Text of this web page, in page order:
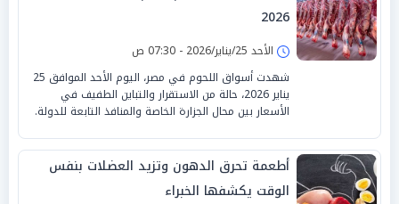
2026
الأحد 25/يناير/2026 - 07:30 ص
شهدت أسواق اللحوم في مصر، اليوم الأحد الموافق 25
يناير 2026، حالة من الاستقرار والتباين الطفيف في
الأسعار بين محال الجزارة الخاصة والمنافذ التابعة للدولة.
أطعمة تحرق الدهون وتزيد العضلات بنفس
الوقت يكشفها الخبراء